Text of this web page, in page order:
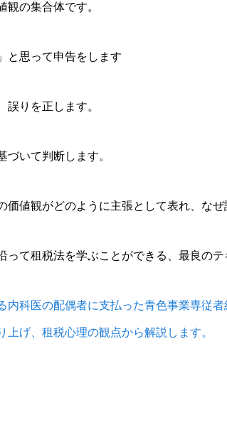
観の集合体です。
と思って申告をします
誤りを正します。
づいて判断します。
価値観がどのように主張として表れ、な
って租税法を学ぶことができる、最良のテ
内科医の配偶者に支払った青色事業専従
上げ、租税心理の観点から解説します。